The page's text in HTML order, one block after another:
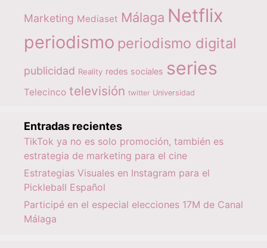
Marketing Mediaset Málaga Netflix
periodismo periodismo digital
publicidad Reality redes sociales series
Telecinco televisión twitter Universidad
Entradas recientes
TikTok ya no es solo promoción, también es
estrategia de marketing para el cine
Estrategias Visuales en Instagram para el
Pickleball Español
Participé en el especial elecciones 17M de Canal
Málaga